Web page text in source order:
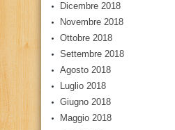
Dicembre 2018
Novembre 2018
Ottobre 2018
Settembre 2018
Agosto 2018
Luglio 2018
Giugno 2018
Maggio 2018